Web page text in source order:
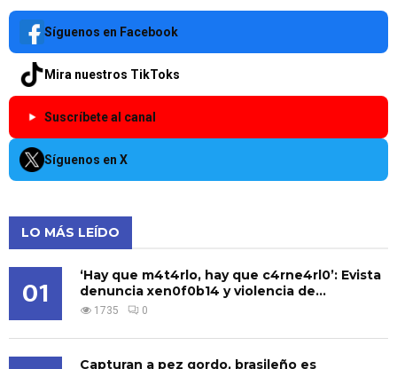
Síguenos en Facebook
Mira nuestros TikToks
Suscríbete al canal
Síguenos en X
LO MÁS LEÍDO
01
‘Hay que m4t4rlo, hay que c4rne4rl0’: Evista
denuncia xen0f0b14 y violencia de...
1735 0
Capturan a pez gordo, brasileño es